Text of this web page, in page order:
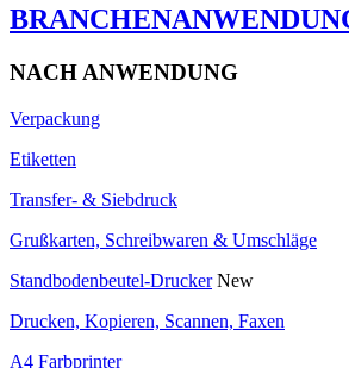
NACH ANWENDUNG
Verpackung
Etiketten
Transfer- & Siebdruck
Grußkarten, Schreibwaren & Umschläge
Standbodenbeutel-Drucker New
Drucken, Kopieren, Scannen, Faxen
A4 Farbprinter